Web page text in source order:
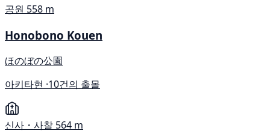
공원 558 m
Honobono Kouen
ほのぼの公園
아키타현 ·10건의 출몰
신사・사찰 564 m